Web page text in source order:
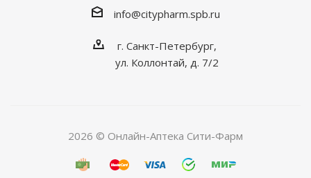
info@citypharm.spb.ru
г. Санкт-Петербург,
ул. Коллонтай, д. 7/2
2026 © Онлайн-Аптека Сити-Фарм